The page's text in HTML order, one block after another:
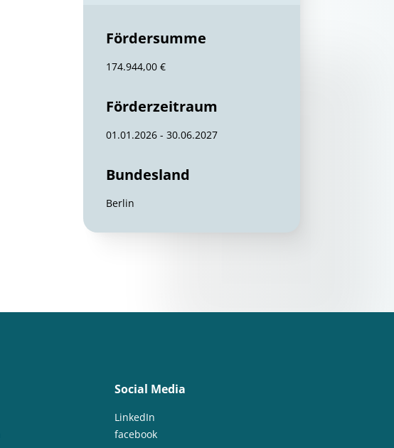
Fördersumme
174.944,00 €
Förderzeitraum
01.01.2026 - 30.06.2027
Bundesland
Berlin
Social Media
LinkedIn
facebook